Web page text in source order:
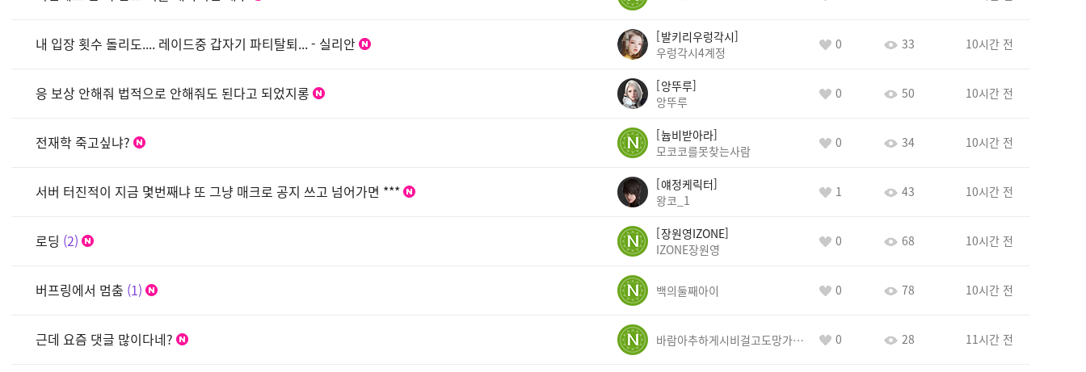
내 입장 횟수 돌리도.... 레이드중 갑자기 파티탈퇴... - 실리안
발키리우렁각시
우렁각시4계정
0 33 10시간 전
응 보상 안해줘 법적으로 안해줘도 된다고 되었지롱
앙뚜루
앙뚜루
0 50 10시간 전
전재학 죽고싶냐?
늅비받아라
모코코를못찾는사람
0 34 10시간 전
서버 터진적이 지금 몇번째냐 또 그냥 매크로 공지 쓰고 넘어가면 ***
얘정케릭터
왕코_1
1 43 10시간 전
로딩 2
장원영IZONE
IZONE장원영
0 68 10시간 전
버프링에서 멈춤 1 백의둘째아이 0 78 10시간 전
근데 요즘 댓글 많이다네? 바람아추하게시비걸고도망가냐당당하게글써 0 28 11시간 전